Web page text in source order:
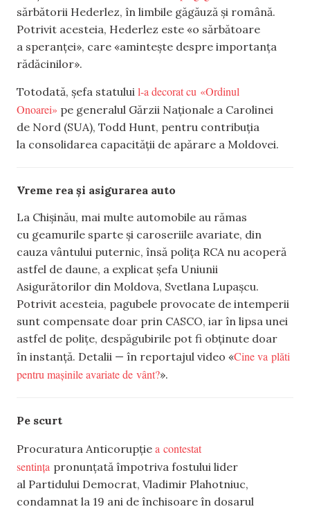
sărbătorii Hederlez, în limbile găgăuză și română.
Potrivit acesteia, Hederlez este «o sărbătoare
a speranței», care «amintește despre importanța
rădăcinilor».
Totodată, șefa statului l-a decorat cu «Ordinul
Onoarei» pe generalul Gărzii Naționale a Carolinei
de Nord (SUA), Todd Hunt, pentru contribuția
la consolidarea capacității de apărare a Moldovei.
Vreme rea și asigurarea auto
La Chișinău, mai multe automobile au rămas
cu geamurile sparte și caroseriile avariate, din
cauza vântului puternic, însă polița RCA nu acoperă
astfel de daune, a explicat șefa Uniunii
Asigurătorilor din Moldova, Svetlana Lupașcu.
Potrivit acesteia, pagubele provocate de intemperii
sunt compensate doar prin CASCO, iar în lipsa unei
astfel de polițe, despăgubirile pot fi obținute doar
în instanță. Detalii — în reportajul video «Cine va plăti
pentru mașinile avariate de vânt?».
Pe scurt
Procuratura Anticorupție a contestat
sentința pronunțată împotriva fostului lider
al Partidului Democrat, Vladimir Plahotniuc,
condamnat la 19 ani de închisoare în dosarul